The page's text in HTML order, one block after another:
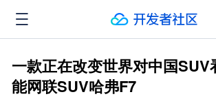
一款正在改变世界对中国
能网联SUV哈弗F7